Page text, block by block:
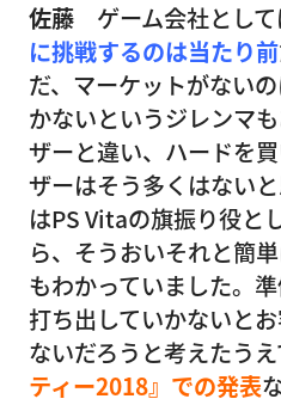
佐藤 ゲーム会社として
に挑戦するのは当たり前
だ、マーケットがない
かないというジレンマ
ザーと違い、ハードを
ザーはそう多くはない
はPS Vitaの旗振り役と
ら、そうおいそれと簡
もわかっていました。
打ち出していかないと
ないだろうと考えたう
ティー2018』での発表